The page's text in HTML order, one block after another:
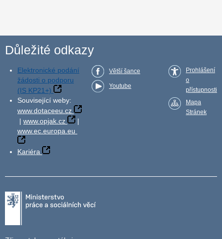
Důležité odkazy
Elektronické podání
žádosti o podporu
(IS KP21+)
Související weby:
www.dotaceeu.cz
| www.opjak.cz
|
www.ec.europa.eu
Kariéra
Větší šance
Youtube
Prohlášení
o
přístupnosti
Mapa
Stránek